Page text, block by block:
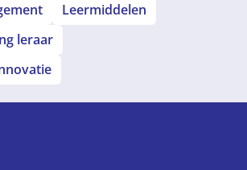
Leermiddelen
leraar